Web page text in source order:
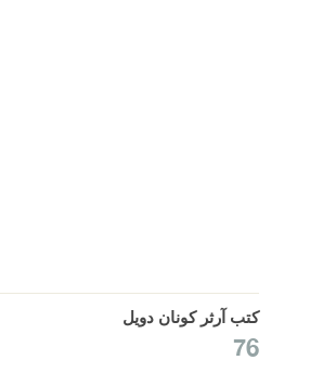
كتب آرثر كونان دويل
76